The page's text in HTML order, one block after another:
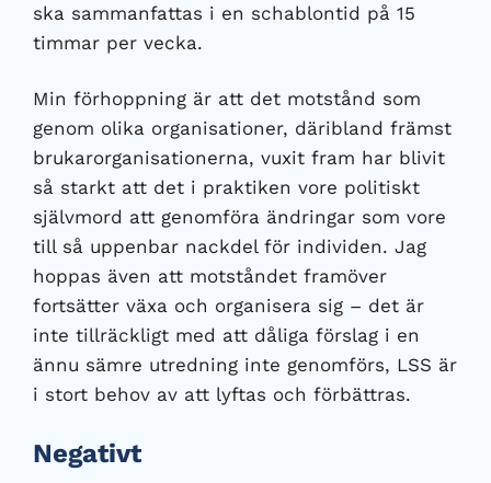
ska sammanfattas i en schablontid på 15
timmar per vecka.
Min förhoppning är att det motstånd som
genom olika organisationer, däribland främst
brukarorganisationerna, vuxit fram har blivit
så starkt att det i praktiken vore politiskt
självmord att genomföra ändringar som vore
till så uppenbar nackdel för individen. Jag
hoppas även att motståndet framöver
fortsätter växa och organisera sig – det är
inte tillräckligt med att dåliga förslag i en
ännu sämre utredning inte genomförs, LSS är
i stort behov av att lyftas och förbättras.
Negativt